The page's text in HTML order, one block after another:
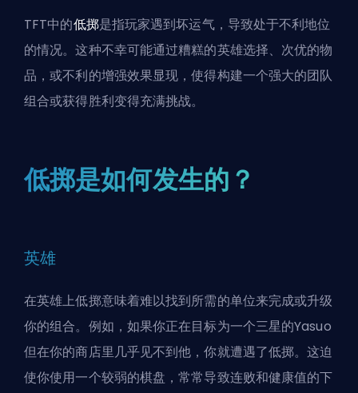
TFT中的低掷是指玩家遇到坏运气，导致处于不利地位
的情况。这种不幸可能通过糟糕的英雄选择、次优的物
品，或不利的增强效果显现，使得构建一个强大的团队
组合或获得胜利变得充满挑战。
低掷是如何发生的？
英雄
在英雄上低掷意味着难以找到所需的单位来完成或升级
你的组合。例如，如果你正在目标为一个三星的Yasuo
但在你的商店里几乎见不到他，你就遭遇了低掷。这迫
使你使用一个较弱的棋盘 ，常常导致连败和健康值的下